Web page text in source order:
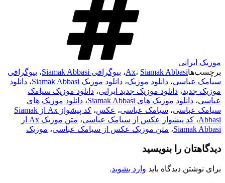
موزیک ایرانی
برچسب‌ها
Ax، Siamak Abbasi ، بیوگرافی Siamak Abbasi ، بیوگرافی
سیامک عباسی، دانلود موزیک، دانلود موزیک Siamak Abbasi ، دانلود
موزیک جدید، دانلود موزیک جدید ایرانی، دانلود موزیک سیامک
عباسی، دانلود موزیک های Siamak Abbasi ، دانلود موزیک های
سیامک عباسی، سیامک عباسی، عکس،
کد پیشواز Ax از Siamak
Abbasi، کد پیشواز عکس از سیامک عباسی،
متن موزیک Ax از
Siamak Abbasi، متن موزیک عکس از سیامک عباسی، موزیک
دیدگاهتان را بنویسید
برای نوشتن دیدگاه باید وارد بشوید.